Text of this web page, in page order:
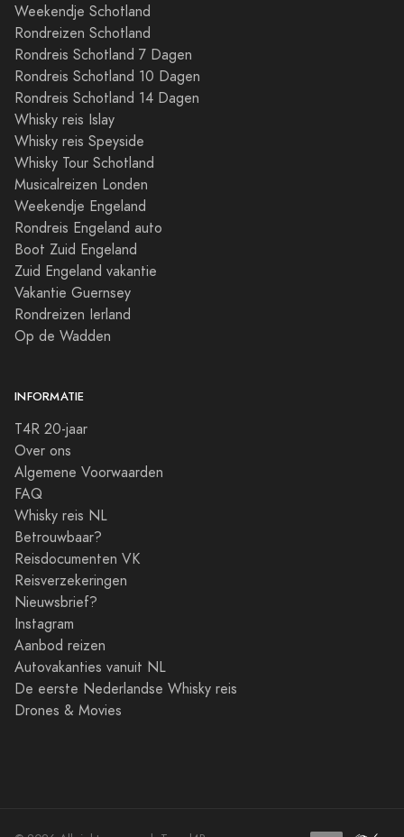
Weekendje Schotland
Rondreizen Schotland
Rondreis Schotland 7 Dagen
Rondreis Schotland 10 Dagen
Rondreis Schotland 14 Dagen
Whisky reis Islay
Whisky reis Speyside
Whisky Tour Schotland
Musicalreizen Londen
Weekendje Engeland
Rondreis Engeland auto
Boot Zuid Engeland
Zuid Engeland vakantie
Vakantie Guernsey
Rondreizen Ierland
Op de Wadden
INFORMATIE
T4R 20-jaar
Over ons
Algemene Voorwaarden
FAQ
Whisky reis NL
Betrouwbaar?
Reisdocumenten VK
Reisverzekeringen
Nieuwsbrief?
Instagram
Aanbod reizen
Autovakanties vanuit NL
De eerste Nederlandse Whisky reis
Drones & Movies